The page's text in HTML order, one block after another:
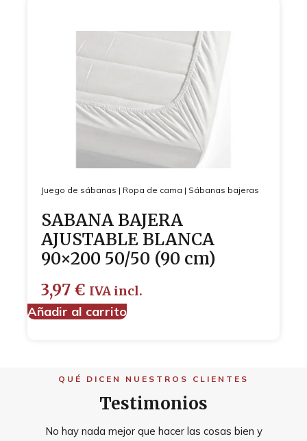
Juego de sábanas | Ropa de cama | Sábanas bajeras
SABANA BAJERA
AJUSTABLE BLANCA
90×200 50/50 (90 cm)
3,97 € IVA incl.
Añadir al carrito
QUÉ DICEN NUESTROS CLIENTES
Testimonios
No hay nada mejor que hacer las cosas bien y